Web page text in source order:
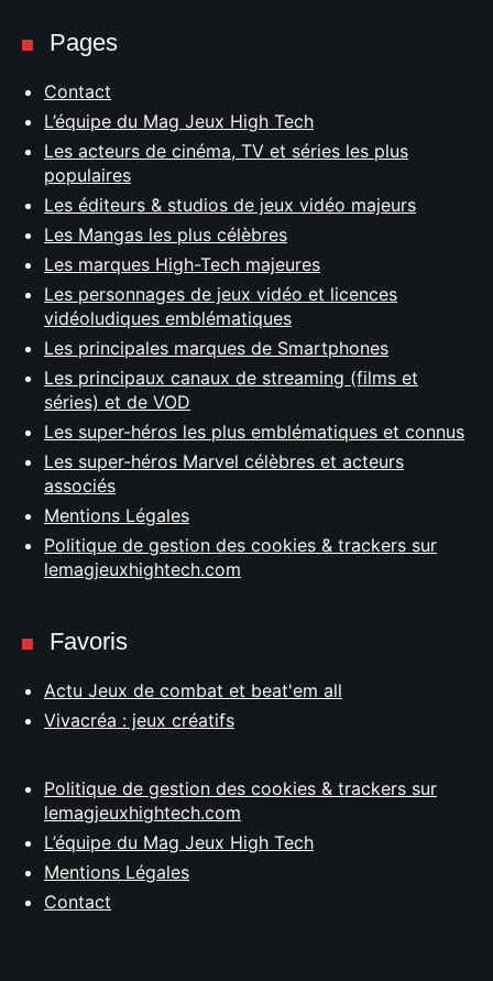
Pages
Contact
L’équipe du Mag Jeux High Tech
Les acteurs de cinéma, TV et séries les plus
populaires
Les éditeurs & studios de jeux vidéo majeurs
Les Mangas les plus célèbres
Les marques High-Tech majeures
Les personnages de jeux vidéo et licences
vidéoludiques emblématiques
Les principales marques de Smartphones
Les principaux canaux de streaming (films et
séries) et de VOD
Les super-héros les plus emblématiques et connus
Les super-héros Marvel célèbres et acteurs
associés
Mentions Légales
Politique de gestion des cookies & trackers sur
lemagjeuxhightech.com
Favoris
Actu Jeux de combat et beat'em all
Vivacréa : jeux créatifs
Politique de gestion des cookies & trackers sur
lemagjeuxhightech.com
L’équipe du Mag Jeux High Tech
Mentions Légales
Contact